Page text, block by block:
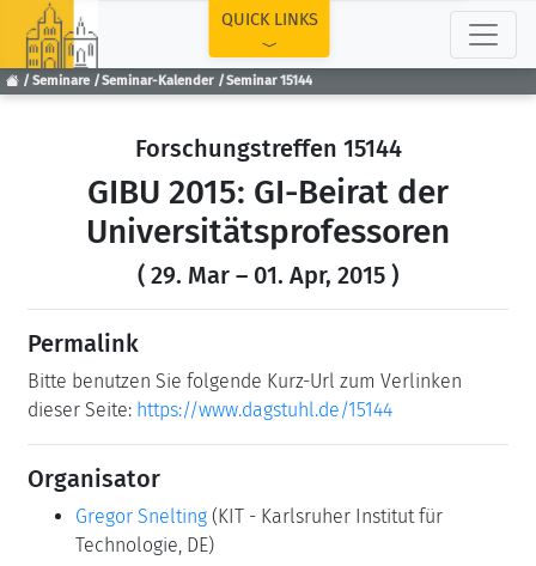
Seminare Seminar-Kalender Seminar 15144
QUICK LINKS
Forschungstreffen 15144
GIBU 2015: GI-Beirat der
Universitätsprofessoren
( 29. Mar – 01. Apr, 2015 )
Permalink
Bitte benutzen Sie folgende Kurz-Url zum Verlinken
dieser Seite: https://www.dagstuhl.de/15144
Organisator
Gregor Snelting (KIT - Karlsruher Institut für
Technologie, DE)